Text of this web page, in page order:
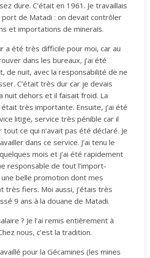
dure. C’était en 1961. Je travaillais
port de Matadi : on devait contrôler
et importations de minerais.
a été très difficile pour moi, car au
dans les bureaux, j’ai été
de nuit, avec la responsabilité de ne
C’était très dur car je devais
nuit dehors et il faisait froid. La
très importante. Ensuite, j’ai été
litige, service très pénible car il
ce qui n’avait pas été déclaré. Je
dans ce service. J’ai tenu le
mois et j’ai été rapidement
responsable de tout l’import-
une belle promotion dont mes
très fiers. Moi aussi, j’étais très
9 ans à la douane de Matadi.
? Je l’ai remis entièrement à
nous, c’est la tradition.
pour la Gécamines (les mines